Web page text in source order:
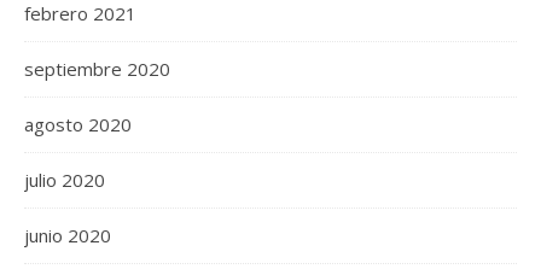
febrero 2021
septiembre 2020
agosto 2020
julio 2020
junio 2020